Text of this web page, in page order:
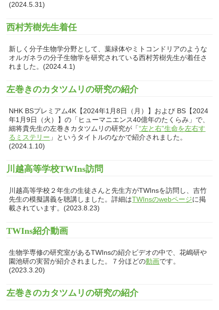
(2024.5.31)
西村芳樹先生着任
新しく分子生物学分野として、葉緑体やミトコンドリアのような
オルガネラの分子生物学を研究されている西村芳樹先生が着任さ
れました。(2024.4.1)
左巻きのカタツムリの研究の紹介
NHK BSプレミアム4K【2024年1月8日（月）】および BS【2024
年1月9日（火）】の「ヒューマニエンス40億年のたくらみ」で、
細将貴先生の左巻きカタツムリの研究が「“左と右”生命を左右す
るミステリー 」というタイトルのなかで紹介されました。
(2024.1.10)
川越高等学校TWIns訪問
川越高等学校２年生の生徒さんと先生方がTWInsを訪問し、吉竹
先生の模擬講義を聴講しました。詳細はTWInsのwebページに掲
載されています。(2023.8.23)
TWIns紹介動画
生物学専修の研究室があるTWInsの紹介ビデオの中で、花嶋研や
園池研の実習が紹介されました。７分ほどの動画です。
(2023.3.20)
左巻きのカタツムリの研究の紹介